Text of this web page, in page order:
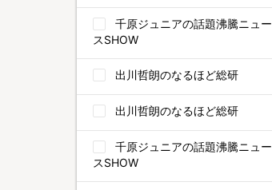
千原ジュニアの話題沸騰ニュー
スSHOW
出川哲朗のなるほど総研
出川哲朗のなるほど総研
千原ジュニアの話題沸騰ニュー
スSHOW